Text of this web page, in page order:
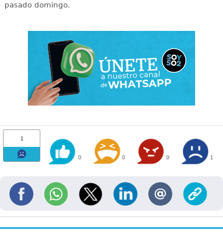
pasado domingo.
1
0 0 0 1